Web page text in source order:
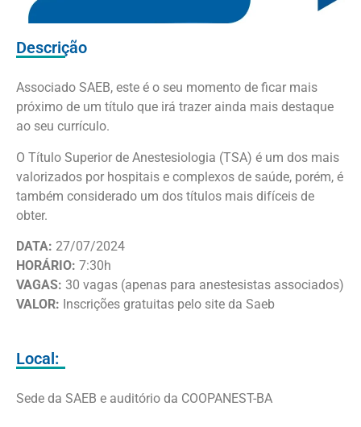
Descrição
Associado SAEB, este é o seu momento de ficar mais
próximo de um título que irá trazer ainda mais destaque
ao seu currículo.
O Título Superior de Anestesiologia (TSA) é um dos mais
valorizados por hospitais e complexos de saúde, porém, é
também considerado um dos títulos mais difíceis de
obter.
DATA: 27/07/2024
HORÁRIO: 7:30h
VAGAS: 30 vagas (apenas para anestesistas associados)
VALOR: Inscrições gratuitas pelo site da Saeb
Local:
Sede da SAEB e auditório da COOPANEST-BA